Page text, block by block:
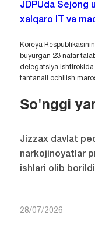
JDPUda Sejong
xalqaro IT va
Koreya
buyurgan 23 nafar
delegatsiya ishtirokida
tantanali ochilish
So'nggi
Jizzax davlat
narkojinoyatlar
ishlari olib borildi
28/07/2026